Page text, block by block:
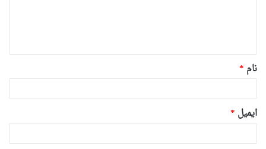
*
نام *
ایمیل *